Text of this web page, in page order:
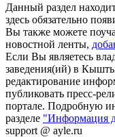
Данный раздел
здесь обязательно
Вы также можете
новостной ленты,
Если Вы являетесь
заведения(ий) в
редактирование
публиковать пресс-
портале. Подробную
разделе "Информация
support @ ayle.ru